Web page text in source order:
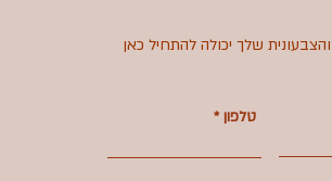
שלך יכולה להתחיל כאן
טלפון